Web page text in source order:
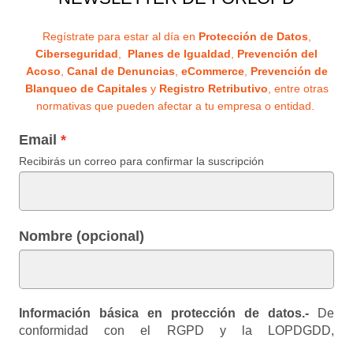
Regístrate para estar al día en Protección de Datos,
Ciberseguridad
Planes de Igualdad
Prevención del
Acoso Canal de Denuncias, eCommerce, Prevención de
Blanqueo de Capitalesy Registro Retributivo , entre otras
normativas que pueden afectar a tu empresa o entidad.
Email
Recibirás un correo para confirmar la suscripción
Nombre (opcional)
Información básica en protección de datos.- De
conformidad con el RGPD y la LOPDGDD,